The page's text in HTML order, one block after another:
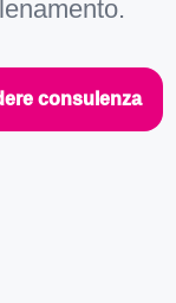
consulenza